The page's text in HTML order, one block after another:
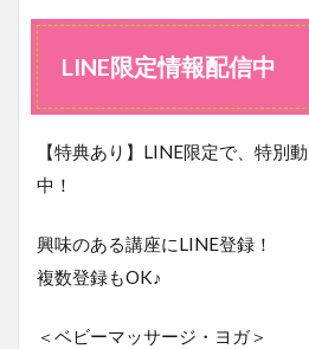
配信
中
LINE限定情報配信中
【特典あり】LINE限定で、特別
中！
興味のある講座にLINE登録！
複数登録もOK♪
＜ベビーマッサージ・ヨガ＞